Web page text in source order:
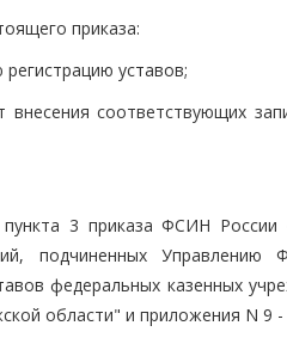
приказа:
уставов;
соответствующих
пункта 3 приказа ФСИН
подчиненных Управлению
федеральных казенных
области" и приложения N 9 -